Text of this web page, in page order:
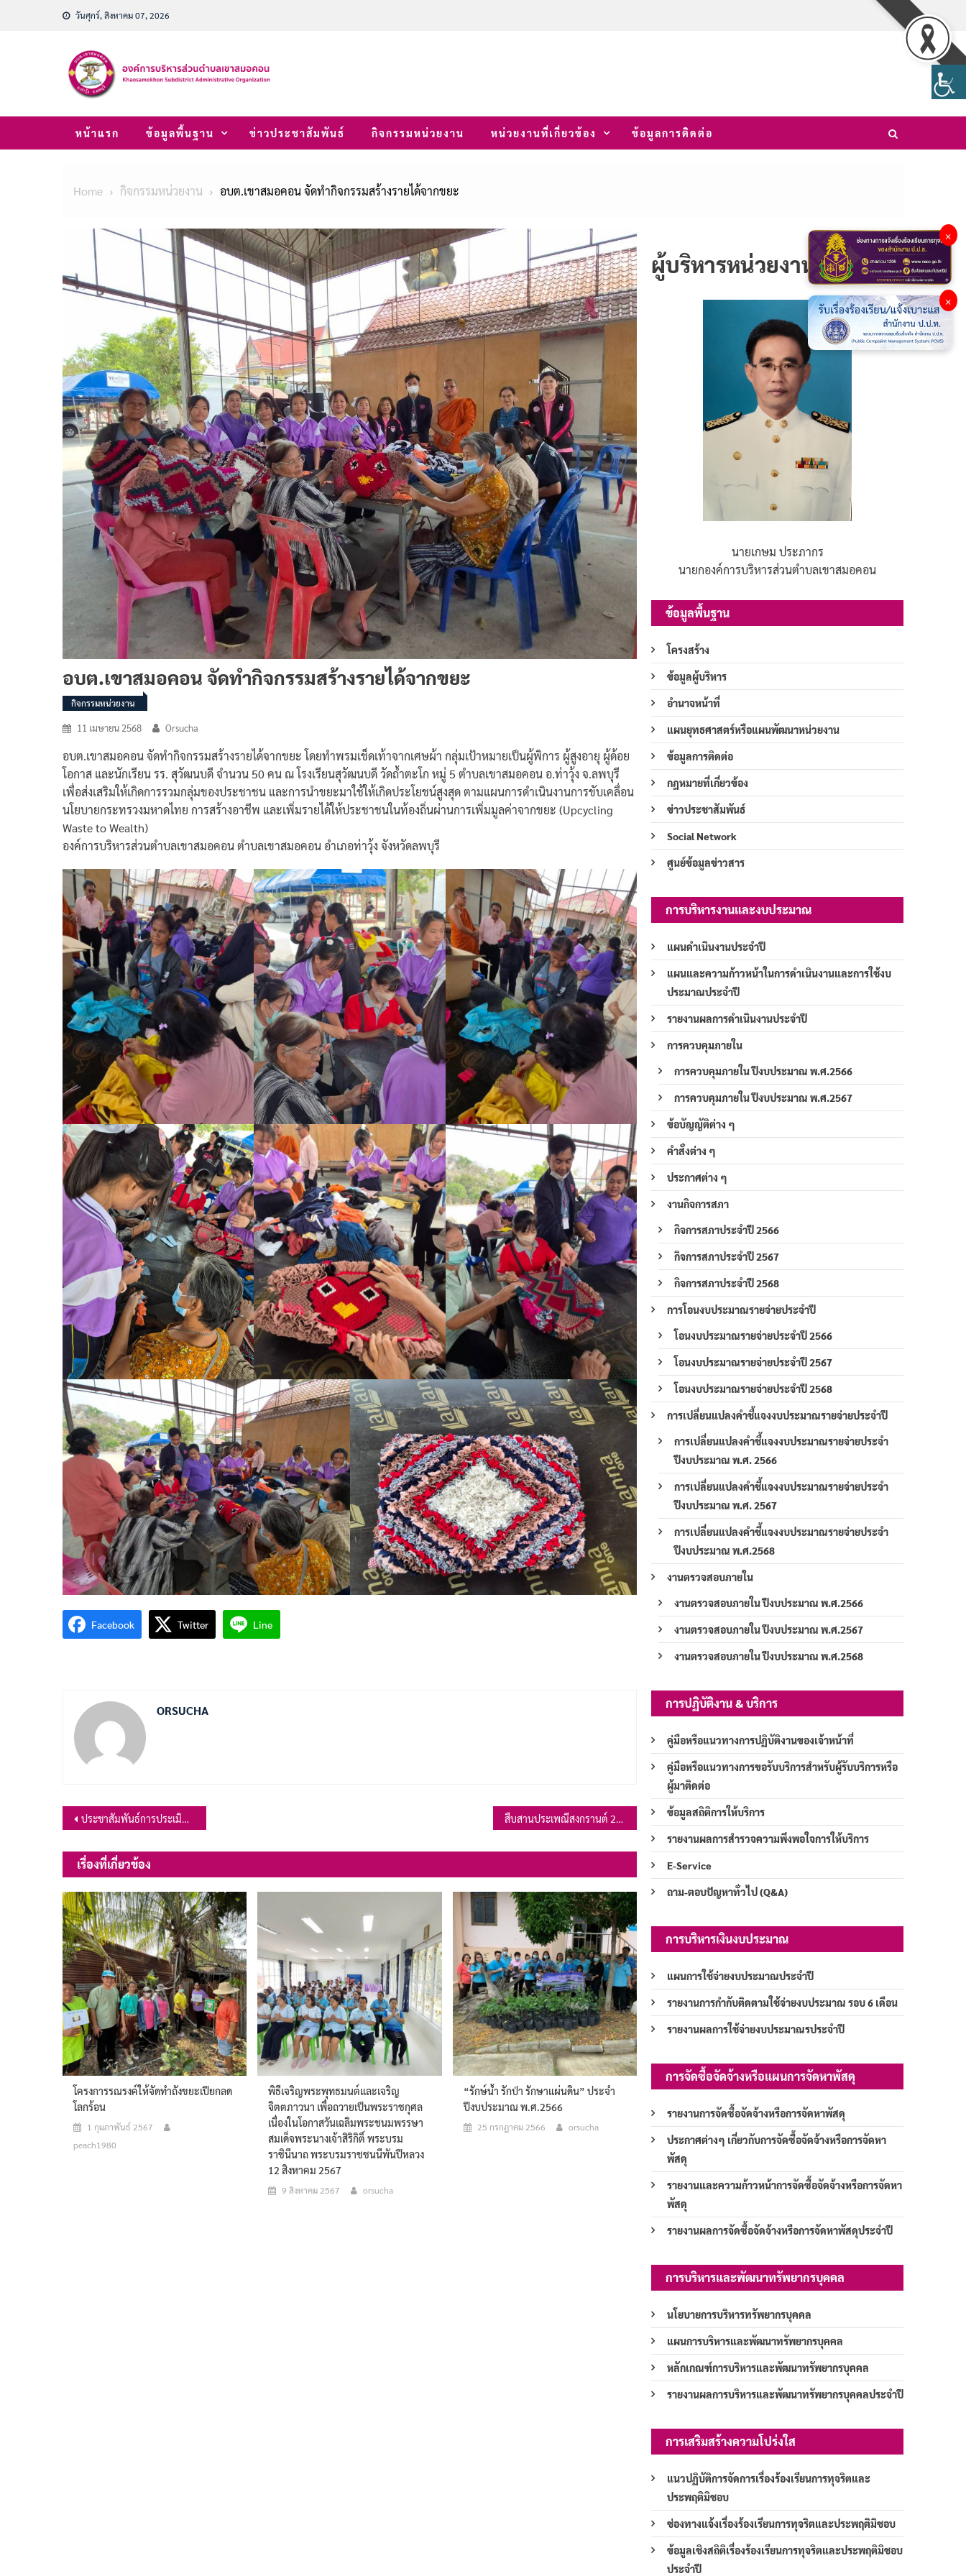
วันศุกร์, สิงหาคม 07, 2026
หน้าแรก ข้อมูลพื้นฐาน ข่าวประชาสัมพันธ์ กิจกรรมหน่วยงาน หน่วยงานที่เกี่ยวข้อง ข้อมูลการติดต่อ
Home กิจกรรมหน่วยงาน อบต.เขาสมอคอน จัดทำกิจกรรมสร้างรายได้จากขยะ
อบต.เขาสมอคอน จัดทำกิจกรรมสร้างรายได้จากขยะ
กิจกรรมหน่วยงาน
11 เมษายน 2568 Orsucha
อบต.เขาสมอคอน จัดทำกิจกรรมสร้างรายได้จากขยะ โดยทำพรมเช็ดเท้าจากเศษผ้า กลุ่มเป้าหมายเป็นผู้พิการ ผู้สูงอายุ ผู้ด้อย
โอกาส และนักเรียน รร. สุวัฒนบดี จำนวน 50 คน ณ โรงเรียนสุวัฒนบดี วัดถ้ำตะโก หมู่ 5 ตำบลเขาสมอคอน อ.ท่าวุ้ง จ.ลพบุรี
เพื่อส่งเสริมให้เกิดการรวมกลุ่มของประชาชน และการนำขยะมาใช้ให้เกิดประโยชน์สูงสุด ตามแผนการดำเนินงานการขับเคลื่อน
นโยบายกระทรวงมหาดไทย การสร้างอาชีพ และเพิ่มรายได้ให้ประชาชนในท้องถิ่นผ่านการเพิ่มมูลค่าจากขยะ (Upcycling
Waste to Wealth)
องค์การบริหารส่วนตำบลเขาสมอคอน ตำบลเขาสมอคอน อำเภอท่าวุ้ง จังหวัดลพบุรี
Facebook Twitter Line
ORSUCHA
แนะแนว
เรื่อง
ประชาสัมพันธ์การประเมินชุมชนรอบรู้ด้านสุขภาพ รอบ 2 ขอความร่วมมือประชาชนในพื้นที่ อบต.เขาสมอคอน สืบสานประเพณีสงกรานต์ 2568
เรื่องที่เกี่ยวข้อง
โครงการรณรงค์ให้จัดทำถังขยะเปียกลด
โลกร้อน
1 กุมภาพันธ์ 2567
peach1980
พิธีเจริญพระพุทธมนต์และเจริญ
จิตตภาวนา เพื่อถวายเป็นพระราชกุศล
เนื่องในโอกาสวันเฉลิมพระชนมพรรษา
สมเด็จพระนางเจ้าสิริกิติ์ พระบรม
ราชินีนาถ พระบรมราชชนนีพันปีหลวง
12 สิงหาคม 2567
9 สิงหาคม 2567 orsucha
“รักษ์น้ำ รักป่า รักษาแผ่นดิน” ประจำ
ปีงบประมาณ พ.ศ.2566
25 กรกฎาคม 2566 orsucha
ผู้บริหารหน่วยงาน
นายเกษม ประภากร
นายกองค์การบริหารส่วนตำบลเขาสมอคอน
ข้อมูลพื้นฐาน
โครงสร้าง
ข้อมูลผู้บริหาร
อำนาจหน้าที่
แผนยุทธศาสตร์หรือแผนพัฒนาหน่วยงาน
ข้อมูลการติดต่อ
กฎหมายที่เกี่ยวข้อง
ข่าวประชาสัมพันธ์
Social Network
ศูนย์ข้อมูลข่าวสาร
การบริหารงานและงบประมาณ
แผนดำเนินงานประจำปี
แผนและความก้าวหน้าในการดำเนินงานและการใช้งบ
ประมาณประจำปี
รายงานผลการดำเนินงานประจำปี
การควบคุมภายใน
การควบคุมภายใน ปีงบประมาณ พ.ศ.2566
การควบคุมภายใน ปีงบประมาณ พ.ศ.2567
ข้อบัญญัติต่าง ๆ
คำสั่งต่าง ๆ
ประกาศต่าง ๆ
งานกิจการสภา
กิจการสภาประจำปี 2566
กิจการสภาประจำปี 2567
กิจการสภาประจำปี 2568
การโอนงบประมาณรายจ่ายประจำปี
โอนงบประมาณรายจ่ายประจำปี 2566
โอนงบประมาณรายจ่ายประจำปี 2567
โอนงบประมาณรายจ่ายประจำปี 2568
การเปลี่ยนแปลงคำชี้แจงงบประมาณรายจ่ายประจำปี
การเปลี่ยนแปลงคำชี้แจงงบประมาณรายจ่ายประจำ
ปีงบประมาณ พ.ศ. 2566
การเปลี่ยนแปลงคำชี้แจงงบประมาณรายจ่ายประจำ
ปีงบประมาณ พ.ศ. 2567
การเปลี่ยนแปลงคำชี้แจงงบประมาณรายจ่ายประจำ
ปีงบประมาณ พ.ศ.2568
งานตรวจสอบภายใน
งานตรวจสอบภายใน ปีงบประมาณ พ.ศ.2566
งานตรวจสอบภายใน ปีงบประมาณ พ.ศ.2567
งานตรวจสอบภายใน ปีงบประมาณ พ.ศ.2568
การปฏิบัติงาน & บริการ
คู่มือหรือแนวทางการปฏิบัติงานของเจ้าหน้าที่
คู่มือหรือแนวทางการขอรับบริการสำหรับผู้รับบริการหรือ
ผู้มาติดต่อ
ข้อมูลสถิติการให้บริการ
รายงานผลการสำรวจความพึงพอใจการให้บริการ
E-Service
ถาม-ตอบปัญหาทั่วไป (Q&A)
การบริหารเงินงบประมาณ
แผนการใช้จ่ายงบประมาณประจำปี
รายงานการกำกับติดตามใช้จ่ายงบประมาณ รอบ 6 เดือน
รายงานผลการใช้จ่ายงบประมาณรประจำปี
การจัดซื้อจัดจ้างหรือแผนการจัดหาพัสดุ
รายงานการจัดซื้อจัดจ้างหรือการจัดหาพัสดุ
ประกาศต่างๆ เกี่ยวกับการจัดซื้อจัดจ้างหรือการจัดหา
พัสดุ
รายงานและความก้าวหน้าการจัดซื้อจัดจ้างหรือการจัดหา
พัสดุ
รายงานผลการจัดซื้อจัดจ้างหรือการจัดหาพัสดุประจำปี
การบริหารและพัฒนาทรัพยากรบุคคล
นโยบายการบริหารทรัพยากรบุคคล
แผนการบริหารและพัฒนาทรัพยากรบุคคล
หลักเกณฑ์การบริหารและพัฒนาทรัพยากรบุคคล
รายงานผลการบริหารและพัฒนาทรัพยากรบุคคลประจำปี
การเสริมสร้างความโปร่งใส
แนวปฏิบัติการจัดการเรื่องร้องเรียนการทุจริตและ
ประพฤติมิชอบ
ช่องทางแจ้งเรื่องร้องเรียนการทุจริตและประพฤติมิชอบ
ข้อมูลเชิงสถิติเรื่องร้องเรียนการทุจริตและประพฤติมิชอบ
ประจำปี
×
×